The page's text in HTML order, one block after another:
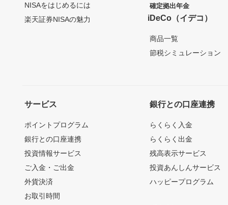
NISAをはじめるには
楽天証券NISAの魅力
確定拠出年金
iDeCo（イデコ）
商品一覧
節税シミュレーション
サービス
ポイントプログラム
銀行との口座連携
投資情報サービス
ご入金・ご出金
外貨決済
お取引時間
銀行との口座連携
らくらく入金
らくらく出金
残高表示サービス
投資あんしんサービス
ハッピープログラム